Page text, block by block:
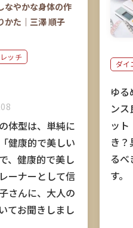
なやかな身体の作
かた｜三澤 順子
ッチ
体型は、単純に
健康的で美しい
、健康的で美し
ーナーとして信
さんに、大人の
てお聞きしまし
ダイ
ゆ
ン
ッ
き
るべ
す。